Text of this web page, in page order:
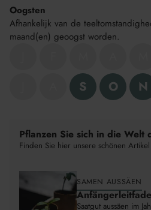
Oogsten
Afhankelijk van de
maand(en) geoogst worden.
S O N
dem
Warenkorb
Pflanzen Sie sich in die Welt
Finden Sie hier unsere schönen Artikel
SAMEN AUSSÄEN
Saatgut aussäen im